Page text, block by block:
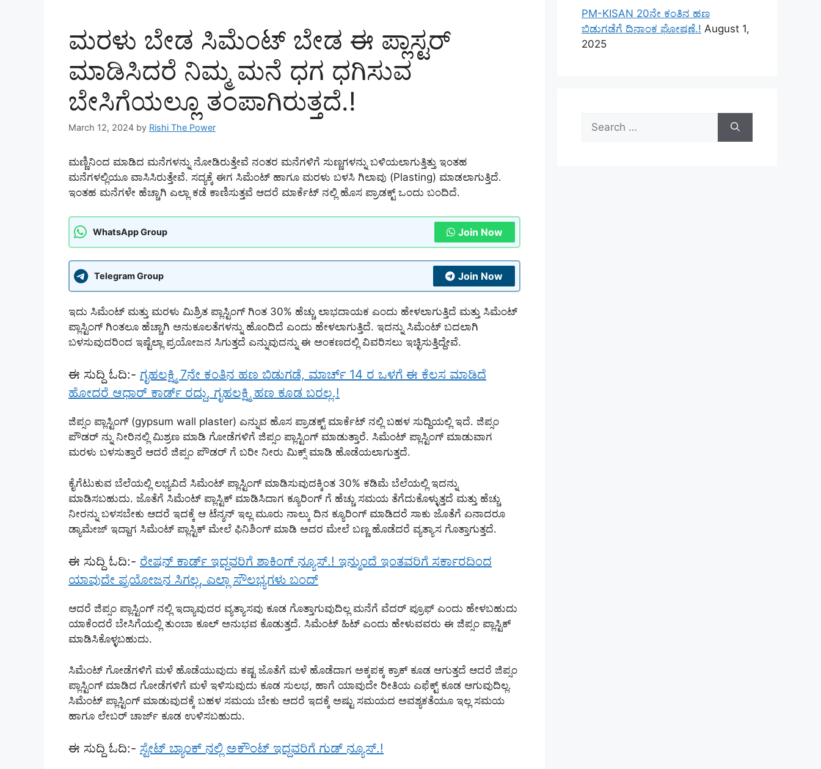
ಮರಳು ಬೇಡ ಸಿಮೆಂಟ್ ಬೇಡ ಈ ಪ್ಲಾಸ್ಟರ್
ಮಾಡಿಸಿದರೆ ನಿಮ್ಮ ಮನೆ ಧಗ ಧಗಿಸುವ
ಬೇಸಿಗೆಯಲ್ಲೂ ತಂಪಾಗಿರುತ್ತದೆ.!
March 12, 2024 by Rishi The Power
ಮಣ್ಣಿನಿಂದ ಮಾಡಿದ ಮನೆಗಳನ್ನು ನೋಡಿರುತ್ತೇವೆ ನಂತರ ಮನೆಗಳಿಗೆ ಸುಣ್ಣಗಳನ್ನು ಬಳಿಯಲಾಗುತ್ತಿತ್ತು ಇಂತಹ
ಮನೆಗಳಲ್ಲಿಯೂ ವಾಸಿಸಿರುತ್ತೇವೆ. ಸದ್ಯಕ್ಕೆ ಈಗ ಸಿಮೆಂಟ್ ಹಾಗೂ ಮರಳು ಬಳಸಿ ಗಿಲಾವು (Plasting) ಮಾಡಲಾಗುತ್ತಿದೆ.
ಇಂತಹ ಮನೆಗಳೇ ಹೆಚ್ಚಾಗಿ ಎಲ್ಲಾ ಕಡೆ ಕಾಣಿಸುತ್ತವೆ ಆದರೆ ಮಾರ್ಕೆಟ್ ನಲ್ಲಿ ಹೊಸ ಪ್ರಾಡಕ್ಟ್ ಒಂದು ಬಂದಿದೆ.
WhatsApp Group Join Now
Telegram Group Join Now
ಇದು ಸಿಮೆಂಟ್ ಮತ್ತು ಮರಳು ಮಿಶ್ರಿತ ಪ್ಲಾಸ್ಟಿಂಗ್ ಗಿಂತ 30% ಹೆಚ್ಚು ಲಾಭದಾಯಕ ಎಂದು ಹೇಳಲಾಗುತ್ತಿದೆ ಮತ್ತು ಸಿಮೆಂಟ್
ಪ್ಲಾಸ್ಟಿಂಗ್ ಗಿಂತಲೂ ಹೆಚ್ಚಾಗಿ ಅನುಕೂಲತೆಗಳನ್ನು ಹೊಂದಿದೆ ಎಂದು ಹೇಳಲಾಗುತ್ತಿದೆ. ಇದನ್ನು ಸಿಮೆಂಟ್ ಬದಲಾಗಿ
ಬಳಸುವುದರಿಂದ ಇಷ್ಟೆಲ್ಲಾ ಪ್ರಯೋಜನ ಸಿಗುತ್ತದೆ ಎನ್ನುವುದನ್ನು ಈ ಅಂಕಣದಲ್ಲಿ ವಿವರಿಸಲು ಇಚ್ಛಿಸುತ್ತಿದ್ದೇವೆ.
ಈ ಸುದ್ದಿ ಓದಿ:- ಗೃಹಲಕ್ಷ್ಮಿ 7ನೇ ಕಂತಿನ ಹಣ ಬಿಡುಗಡೆ, ಮಾರ್ಚ್ 14 ರ ಒಳಗೆ ಈ ಕೆಲಸ ಮಾಡಿದೆ
ಹೋದರೆ ಆಧಾರ್ ಕಾರ್ಡ್ ರದ್ದು, ಗೃಹಲಕ್ಷ್ಮಿ ಹಣ ಕೂಡ ಬರಲ್ಲ.!
ಜಿಪ್ಸಂ ಪ್ಲಾಸ್ಟಿಂಗ್ (gypsum wall plaster) ಎನ್ನುವ ಹೊಸ ಪ್ರಾಡಕ್ಟ್ ಮಾರ್ಕೆಟ್ ನಲ್ಲಿ ಬಹಳ ಸುದ್ದಿಯಲ್ಲಿ ಇದೆ. ಜಿಪ್ಸಂ
ಪೌಡರ್ ನ್ನು ನೀರಿನಲ್ಲಿ ಮಿಶ್ರಣ ಮಾಡಿ ಗೋಡೆಗಳಿಗೆ ಜಿಪ್ಸಂ ಪ್ಲಾಸ್ಟಿಂಗ್ ಮಾಡುತ್ತಾರೆ. ಸಿಮೆಂಟ್ ಪ್ಲಾಸ್ಟಿಂಗ್ ಮಾಡುವಾಗ
ಮರಳು ಬಳಸುತ್ತಾರೆ ಆದರೆ ಜಿಪ್ಸಂ ಪೌಡರ್ ಗೆ ಬರೀ ನೀರು ಮಿಕ್ಸ್ ಮಾಡಿ ಹೊಡೆಯಲಾಗುತ್ತದೆ.
ಕೈಗೆಟುಕುವ ಬೆಲೆಯಲ್ಲಿ ಲಭ್ಯವಿದೆ ಸಿಮೆಂಟ್ ಪ್ಲಾಸ್ಟಿಂಗ್ ಮಾಡಿಸುವುದಕ್ಕಿಂತ 30% ಕಡಿಮೆ ಬೆಲೆಯಲ್ಲಿ ಇದನ್ನು
ಮಾಡಿಸಬಹುದು. ಜೊತೆಗೆ ಸಿಮೆಂಟ್ ಪ್ಲಾಸ್ಟಿಕ್ ಮಾಡಿಸಿದಾಗ ಕ್ಯೂರಿಂಗ್ ಗೆ ಹೆಚ್ಚು ಸಮಯ ತೆಗೆದುಕೊಳ್ಳುತ್ತದೆ ಮತ್ತು ಹೆಚ್ಚು
ನೀರನ್ನು ಬಳಸಬೇಕು ಆದರೆ ಇದಕ್ಕೆ ಆ ಟೆನ್ಶನ್ ಇಲ್ಲ ಮೂರು ನಾಲ್ಕು ದಿನ ಕ್ಯೂರಿಂಗ್ ಮಾಡಿದರೆ ಸಾಕು ಜೊತೆಗೆ ಏನಾದರೂ
ಡ್ಯಾಮೇಜ್ ಇದ್ದಾಗ ಸಿಮೆಂಟ್ ಪ್ಲಾಸ್ಟಿಕ್ ಮೇಲೆ ಫಿನಿಶಿಂಗ್ ಮಾಡಿ ಅದರ ಮೇಲೆ ಬಣ್ಣ ಹೊಡೆದರೆ ವ್ಯತ್ಯಾಸ ಗೊತ್ತಾಗುತ್ತದೆ.
ಈ ಸುದ್ದಿ ಓದಿ:- ರೇಷನ್ ಕಾರ್ಡ್ ಇದ್ದವರಿಗೆ ಶಾಕಿಂಗ್ ನ್ಯೂಸ್.! ಇನ್ಮುಂದೆ ಇಂತವರಿಗೆ ಸರ್ಕಾರದಿಂದ
ಯಾವುದೇ ಪ್ರಯೋಜನ ಸಿಗಲ್ಲ, ಎಲ್ಲಾ ಸೌಲಭ್ಯಗಳು ಬಂದ್
ಆದರೆ ಜಿಪ್ಸಂ ಪ್ಲಾಸ್ಟಿಂಗ್ ನಲ್ಲಿ ಇದ್ಯಾವುದರ ವ್ಯತ್ಯಾಸವು ಕೂಡ ಗೊತ್ತಾಗುವುದಿಲ್ಲ ಮನೆಗೆ ವೆದರ್ ಪ್ರೂಫ್ ಎಂದು ಹೇಳಬಹುದು
ಯಾಕೆಂದರೆ ಬೇಸಿಗೆಯಲ್ಲಿ ತುಂಬಾ ಕೂಲ್ ಅನುಭವ ಕೊಡುತ್ತದೆ. ಸಿಮೆಂಟ್ ಹಿಟ್ ಎಂದು ಹೇಳುವವರು ಈ ಜಿಪ್ಸಂ ಪ್ಲಾಸ್ಟಿಕ್
ಮಾಡಿಸಿಕೊಳ್ಳಬಹುದು.
ಸಿಮೆಂಟ್ ಗೋಡೆಗಳಿಗೆ ಮಳೆ ಹೊಡೆಯುವುದು ಕಷ್ಟ ಜೊತೆಗೆ ಮಳೆ ಹೊಡೆದಾಗ ಅಕ್ಕಪಕ್ಕ ಕ್ರಾಕ್ ಕೂಡ ಆಗುತ್ತದೆ ಆದರೆ ಜಿಪ್ಸಂ
ಪ್ಲಾಸ್ಟಿಂಗ್ ಮಾಡಿದ ಗೋಡೆಗಳಿಗೆ ಮಳೆ ಇಳಿಸುವುದು ಕೂಡ ಸುಲಭ, ಹಾಗೆ ಯಾವುದೇ ರೀತಿಯ ಎಫೆಕ್ಟ್ ಕೂಡ ಆಗುವುದಿಲ್ಲ.
ಸಿಮೆಂಟ್ ಪ್ಲಾಸ್ಟಿಂಗ್ ಮಾಡುವುದಕ್ಕೆ ಬಹಳ ಸಮಯ ಬೇಕು ಆದರೆ ಇದಕ್ಕೆ ಅಷ್ಟು ಸಮಯದ ಅವಶ್ಯಕತೆಯೂ ಇಲ್ಲ ಸಮಯ
ಹಾಗೂ ಲೇಬರ್ ಚಾರ್ಜ್ ಕೂಡ ಉಳಿಸಬಹುದು.
ಈ ಸುದ್ದಿ ಓದಿ:- ಸ್ಟೇಟ್ ಬ್ಯಾಂಕ್ ನಲ್ಲಿ ಅಕೌಂಟ್ ಇದ್ದವರಿಗೆ ಗುಡ್ ನ್ಯೂಸ್.!
PM-KISAN 20ನೇ ಕಂತಿನ ಹಣ
ಬಿಡುಗಡೆಗೆ ದಿನಾಂಕ ಘೋಷಣೆ.! August 1,
2025
Search
for: